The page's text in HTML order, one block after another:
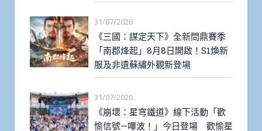
31/07/2026
《三國：謀定天下》全新問鼎賽季
「南郡烽起」8月8日開啟！S1煥新
服及非遺蘇繡外觀新登場
31/07/2026
《崩壞：星穹鐵道》線下活動「歡
愉信號—嗶波！」今日登場 歡愉星